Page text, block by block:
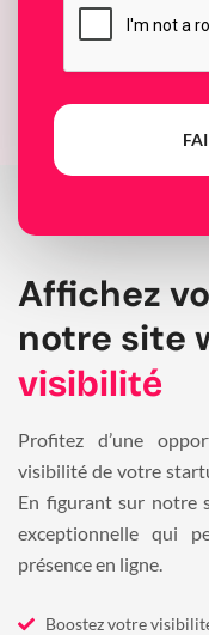
Affichez
notre site
visibilité
Profitez d’une
visibilité de votre
En figurant sur notre
exceptionnelle qui
présence en ligne.
Boostez votre